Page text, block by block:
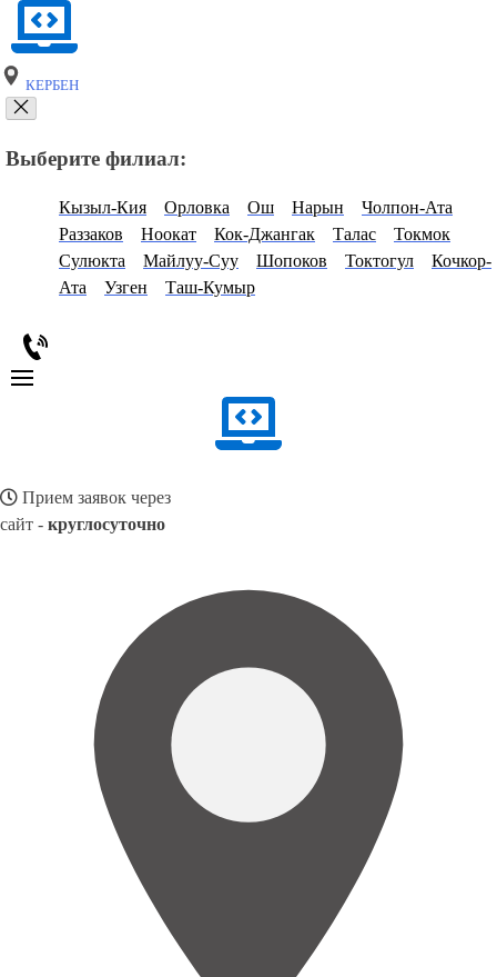
КЕРБЕН
Выберите филиал:
Кызыл-Кия Орловка Ош Нарын
Чолпон-Ата
Раззаков
Ноокат Кок-Джангак Талас
Токмок
Сулюкта
Майлуу-Суу Шопоков Токтогул
Кочкор-
Ата
Узген Таш-Кумыр
Прием заявок через
сайт - круглосуточно